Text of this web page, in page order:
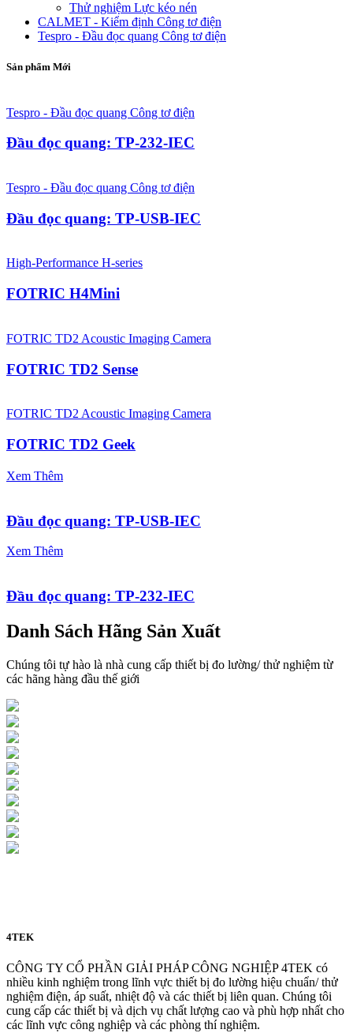
Thử nghiệm Lực kéo nén
CALMET - Kiểm định Công tơ điện
Tespro - Đầu đọc quang Công tơ điện
Sản phẩm Mới
Tespro - Đầu đọc quang Công tơ điện
Đầu đọc quang: TP-232-IEC
Tespro - Đầu đọc quang Công tơ điện
Đầu đọc quang: TP-USB-IEC
High-Performance H-series
FOTRIC H4Mini
FOTRIC TD2 Acoustic Imaging Camera
FOTRIC TD2 Sense
FOTRIC TD2 Acoustic Imaging Camera
FOTRIC TD2 Geek
Xem Thêm
Đầu đọc quang: TP-USB-IEC
Xem Thêm
Đầu đọc quang: TP-232-IEC
Danh Sách Hãng Sản Xuất
Chúng tôi tự hào là nhà cung cấp thiết bị đo lường/ thử nghiệm từ
các hãng hàng đầu thế giới
4TEK
CÔNG TY CỔ PHẦN GIẢI PHÁP CÔNG NGHIỆP 4TEK có
nhiều kinh nghiệm trong lĩnh vực thiết bị đo lường hiệu chuẩn/ thử
nghiệm điện, áp suất, nhiệt độ và các thiết bị liên quan. Chúng tôi
cung cấp các thiết bị và dịch vụ chất lượng cao và phù hợp nhất cho
các lĩnh vực công nghiệp và các phòng thí nghiệm.